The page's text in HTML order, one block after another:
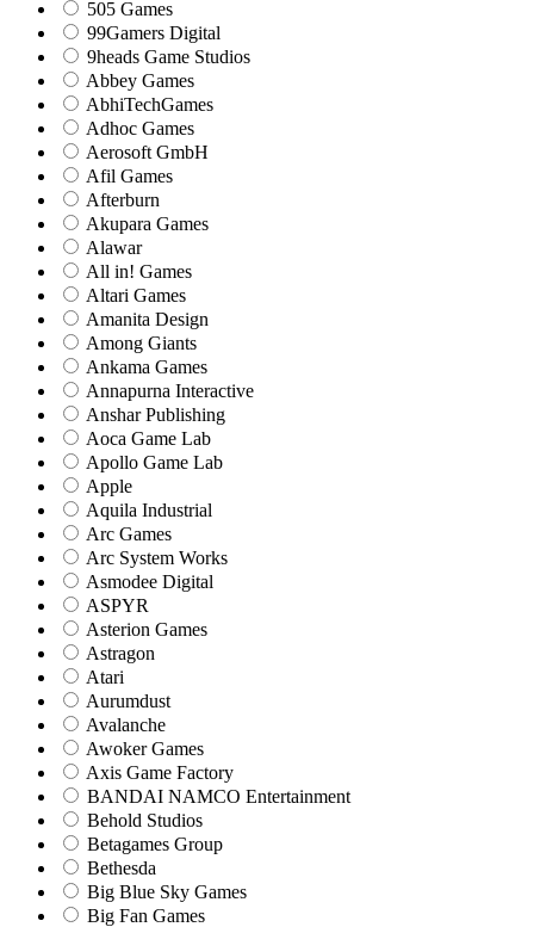
505 Games
99Gamers Digital
9heads Game Studios
Abbey Games
AbhiTechGames
Adhoc Games
Aerosoft GmbH
Afil Games
Afterburn
Akupara Games
Alawar
All in! Games
Altari Games
Amanita Design
Among Giants
Ankama Games
Annapurna Interactive
Anshar Publishing
Aoca Game Lab
Apollo Game Lab
Apple
Aquila Industrial
Arc Games
Arc System Works
Asmodee Digital
ASPYR
Asterion Games
Astragon
Atari
Aurumdust
Avalanche
Awoker Games
Axis Game Factory
BANDAI NAMCO Entertainment
Behold Studios
Betagames Group
Bethesda
Big Blue Sky Games
Big Fan Games